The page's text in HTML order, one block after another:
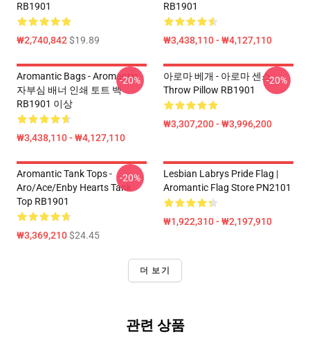
RB1901
₩2,740,842$19.89
RB1901
₩3,438,110 - ₩4,127,110
Aromantic Bags - Aromantic
자부심 배너 인쇄 토트 백
RB1901 이상
₩3,438,110 - ₩4,127,110
-20%
아로마 베개 - 아로마 센스
Throw Pillow RB1901
₩3,307,200 - ₩3,996,200
-20%
Aromantic Tank Tops -
Aro/ace/enby Hearts Tank
Top RB1901
₩3,369,210$24.45
-20%
Lesbian Labrys Pride Flag |
Aromantic Flag Store PN2101
₩1,922,310 - ₩2,197,910
더 보기
관련 상품